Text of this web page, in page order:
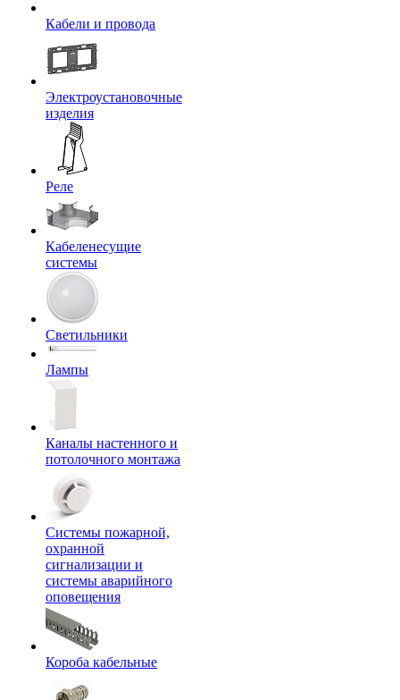
Кабели и провода
Электроустановочные
изделия
Реле
Кабеленесущие
системы
Светильники
Лампы
Каналы настенного и
потолочного монтажа
Системы пожарной,
охранной
сигнализации и
системы аварийного
оповещения
Короба кабельные